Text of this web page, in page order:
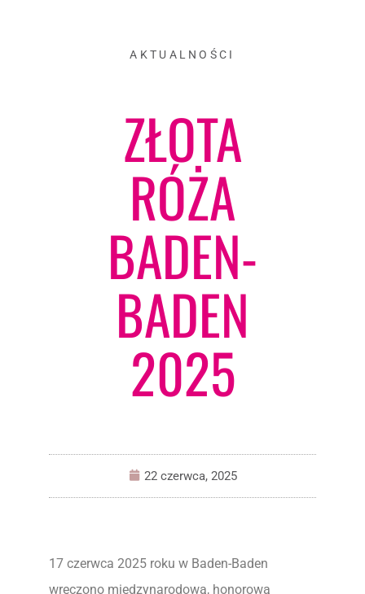
AKTUALNOŚCI
ZŁOTA
RÓŻA
BADEN-
BADEN
2025
22 czerwca, 2025
17 czerwca 2025 roku w Baden-Baden
wręczono międzynarodową, honorową